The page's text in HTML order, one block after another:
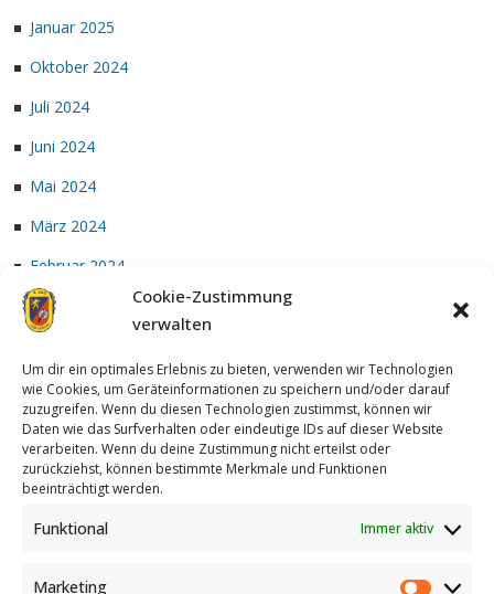
Cookie-Zustimmung
verwalten
Um dir ein optimales Erlebnis zu bieten, verwenden wir Technologien
wie Cookies, um Geräteinformationen zu speichern und/oder darauf
zuzugreifen. Wenn du diesen Technologien zustimmst, können wir
Daten wie das Surfverhalten oder eindeutige IDs auf dieser Website
verarbeiten. Wenn du deine Zustimmung nicht erteilst oder
zurückziehst, können bestimmte Merkmale und Funktionen
beeinträchtigt werden.
Funktional Immer aktiv
Marketing
Januar 2025
Oktober 2024
Juli 2024
Juni 2024
Mai 2024
März 2024
Februar 2024
Januar 2024
Achterzug| Designed by: